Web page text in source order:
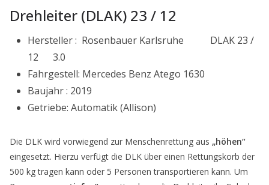
Drehleiter (DLAK) 23 / 12
Hersteller : Rosenbauer Karlsruhe DLAK 23 /
12 3.0
Fahrgestell: Mercedes Benz Atego 1630
Baujahr : 2019
Getriebe: Automatik (Allison)
Die DLK wird vorwiegend zur Menschenrettung aus „höhen“
eingesetzt. Hierzu verfügt die DLK über einen Rettungskorb der
500 kg tragen kann oder 5 Personen transportieren kann. Um